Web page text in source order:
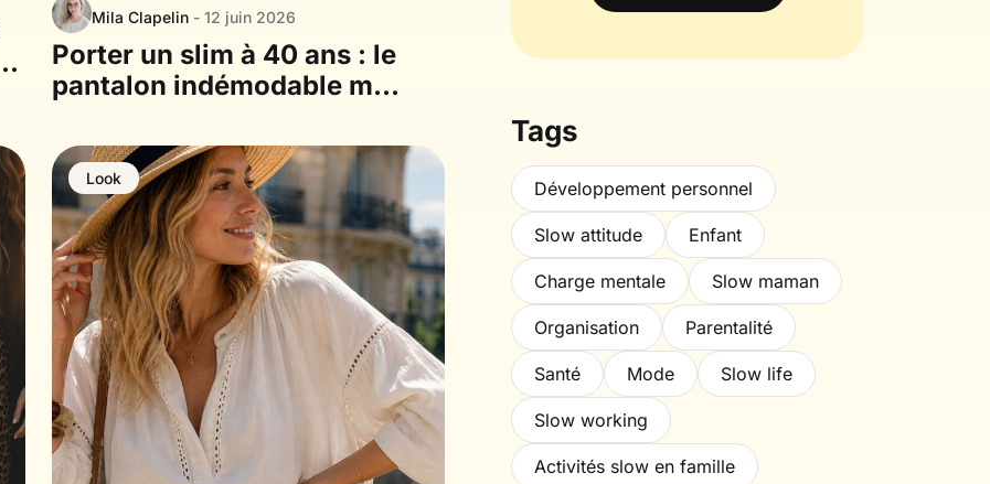
Mila Clapelin - 12 juin 2026
Porter un slim à 40 ans : le
pantalon indémodable mais
Look
Tags
Développement personnel
Slow attitude Enfant
Charge mentale Slow maman
Organisation Parentalité
Santé Mode Slow life
Slow working
Activités slow en famille